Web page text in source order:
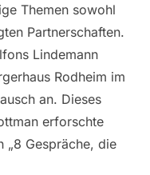
Themen sowohl
Partnerschaften.
Lindemann
Rodheim im
an. Dieses
erforschte
„8 Gespräche, die